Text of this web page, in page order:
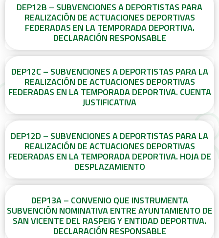
DEP12B – SUBVENCIONES A DEPORTISTAS PARA
REALIZACIÓN DE ACTUACIONES DEPORTIVAS
FEDERADAS EN LA TEMPORADA DEPORTIVA.
DECLARACIÓN RESPONSABLE
DEP12C – SUBVENCIONES A DEPORTISTAS PARA LA
REALIZACIÓN DE ACTUACIONES DEPORTIVAS
FEDERADAS EN LA TEMPORADA DEPORTIVA. CUENTA
JUSTIFICATIVA
DEP12D – SUBVENCIONES A DEPORTISTAS PARA LA
REALIZACIÓN DE ACTUACIONES DEPORTIVAS
FEDERADAS EN LA TEMPORADA DEPORTIVA. HOJA DE
DESPLAZAMIENTO
DEP13A – CONVENIO QUE INSTRUMENTA
SUBVENCIÓN NOMINATIVA ENTRE AYUNTAMIENTO DE
SAN VICENTE DEL RASPEIG Y ENTIDAD DEPORTIVA.
DECLARACIÓN RESPONSABLE